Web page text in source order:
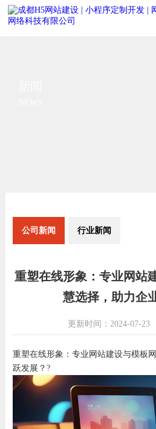
公司新闻 行业新闻
重塑在线形象：专业网站
慧选择，助力企
更新时间：2024-07-23
重塑在线形象：专业网站建设与模板
跃发展？?️